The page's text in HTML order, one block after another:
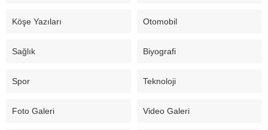
Köşe Yazıları Otomobil
Sağlık Biyografi
Spor Teknoloji
Foto Galeri Video Galeri